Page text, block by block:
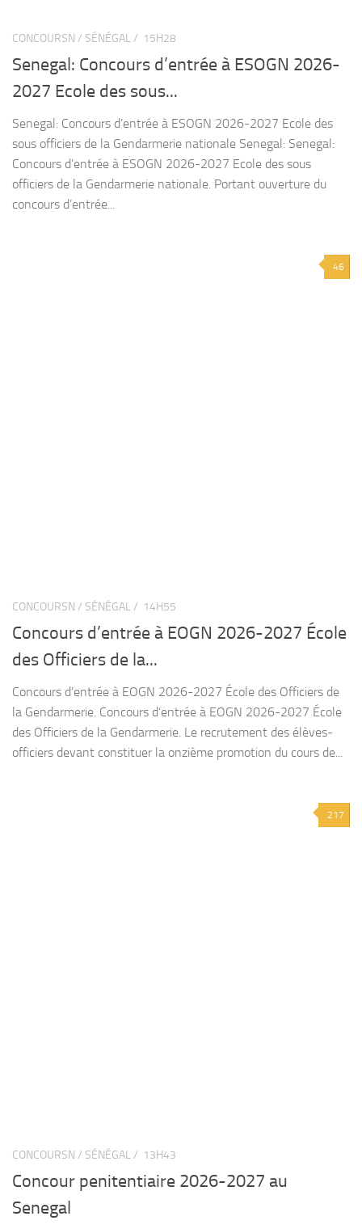
CONCOURSN / SÉNÉGAL / 15H28
Senegal: Concours d’entrée à ESOGN 2026-
2027 Ecole des sous...
Senegal: Concours d’entrée à ESOGN 2026-2027 Ecole des
sous officiers de la Gendarmerie nationale Senegal: Senegal:
Concours d’entrée à ESOGN 2026-2027 Ecole des sous
officiers de la Gendarmerie nationale. Portant ouverture du
concours d’entrée...
46
CONCOURSN / SÉNÉGAL / 14H55
Concours d’entrée à EOGN 2026-2027 École
des Officiers de la...
Concours d’entrée à EOGN 2026-2027 École des Officiers de
la Gendarmerie. Concours d’entrée à EOGN 2026-2027 École
des Officiers de la Gendarmerie. Le recrutement des élèves-
officiers devant constituer la onzième promotion du cours de...
217
CONCOURSN / SÉNÉGAL / 13H43
Concour penitentiaire 2026-2027 au
Senegal